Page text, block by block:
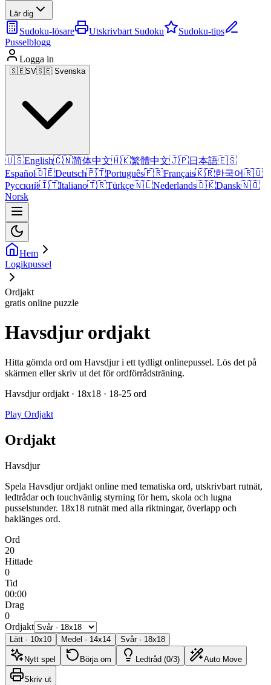
Lär dig
Sudoku-lösare Utskrivbart Sudoku
Sudoku-tips
Pusselblogg
Logga in
🇸🇪SV🇸🇪 Svenska
🇺🇸English🇨🇳简体中文🇭🇰繁體中文🇯🇵日本語🇪🇸
Español🇩🇪Deutsch🇵🇹Português🇫🇷Français🇰🇷한국어🇷🇺
Русский🇮🇹Italiano🇹🇷Türkçe🇳🇱Nederlands🇩🇰Dansk🇳🇴
Norsk
Hem
Logikpussel
Ordjakt
gratis online puzzle
Havsdjur ordjakt
Hitta gömda ord om Havsdjur i ett tydligt onlinepussel. Lös det på
skärmen eller skriv ut det för ordförrådsträning.
Havsdjur ordjakt · 18x18 · 18-25 ord
Play Ordjakt
Ordjakt
Havsdjur
Spela Havsdjur ordjakt online med tematiska ord, utskrivbart rutnät,
ledtrådar och touchvänlig styrning för hem, skola och lugna
pusselstunder. 18x18 rutnät med alla riktningar, överlapp och
baklänges ord.
Ord
20
Hittade
0
Tid
00:00
Drag
0
Ordjakt
Lätt · 10x10 Medel · 14x14 Svår· 18x18
Nytt spel Börja om Ledtråd (0/3) Auto Move
Skriv ut